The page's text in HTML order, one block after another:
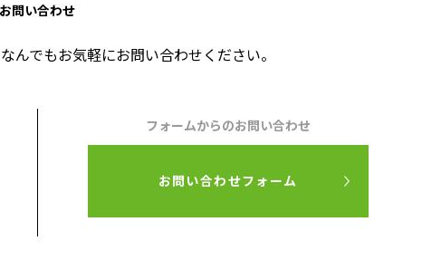
お問い合わせ
んでもお気軽にお問い合わせください。
フォームからのお問い合わせ
お問い合わせフォーム